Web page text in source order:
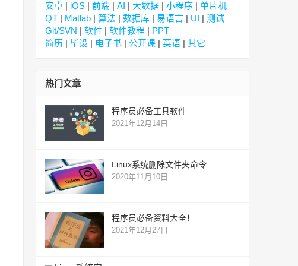
安卓 | iOS | 前端 | AI | 大数据 | 小程序 | 单片机
QT | Matlab | 算法 | 数据库 | 易语言 | UI | 测试
Git/SVN | 软件 | 软件教程 | PPT
简历 | 毕设 | 电子书 | 公开课 | 英语 | 其它
热门文章
程序员必备工具软件
2021年12月14日
Linux系统删除文件夹命令
2020年11月10日
程序员必备资料大全！
2021年12月27日